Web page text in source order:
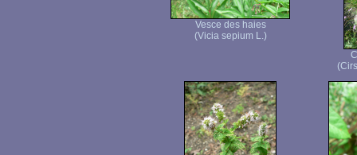
Vesce des haies
(Vicia sepium L.)